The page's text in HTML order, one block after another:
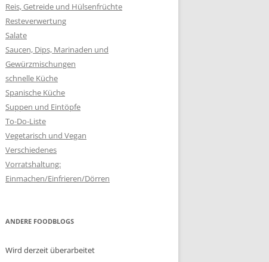
Reis, Getreide und Hülsenfrüchte
Resteverwertung
Salate
Saucen, Dips, Marinaden und
Gewürzmischungen
schnelle Küche
Spanische Küche
Suppen und Eintöpfe
To-Do-Liste
Vegetarisch und Vegan
Verschiedenes
Vorratshaltung:
Einmachen/Einfrieren/Dörren
ANDERE FOODBLOGS
Wird derzeit überarbeitet